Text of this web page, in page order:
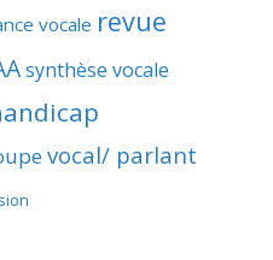
vocale revue
synthèse vocale
vocal/ parlant